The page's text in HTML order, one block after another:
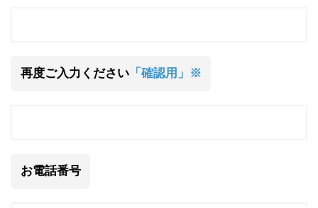
再度ご入力ください「確認用」※
お電話番号